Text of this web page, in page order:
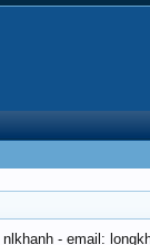
- email: